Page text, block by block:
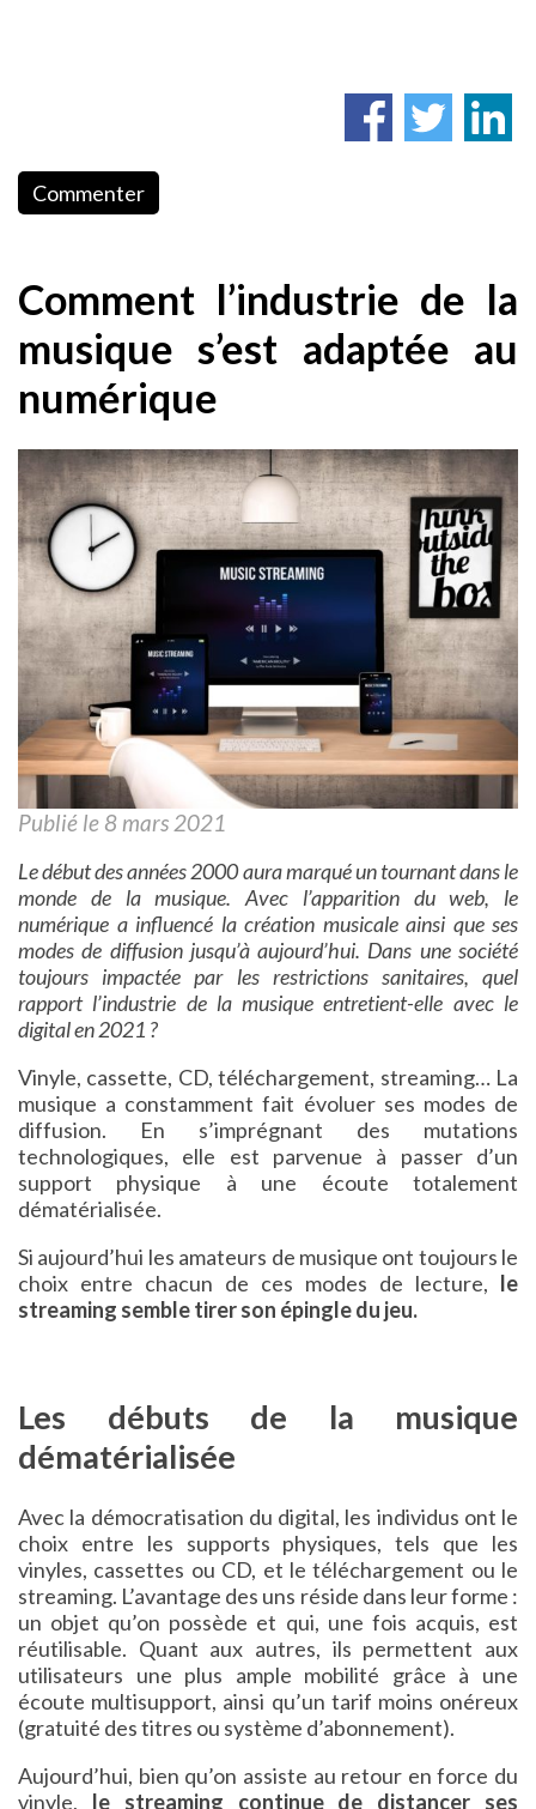
Commenter
Comment l’industrie de la
musique s’est adaptée au
numérique
Publié le 8 mars 2021
Le début des années 2000 aura marqué un tournant dans le
monde de la musique. Avec l’apparition du web, le
numérique a influencé la création musicale ainsi que ses
modes de diffusion jusqu’à aujourd’hui. Dans une société
toujours impactée par les restrictions sanitaires, quel
rapport l’industrie de la musique entretient-elle avec le
digital en 2021 ?
Vinyle, cassette, CD, téléchargement, streaming… La
musique a constamment fait évoluer ses modes de
diffusion. En s’imprégnant des mutations
technologiques, elle est parvenue à passer d’un
support physique à une écoute totalement
dématérialisée.
Si aujourd’hui les amateurs de musique ont toujours le
choix entre chacun de ces modes de lecture, le
streaming semble tirer son épingle du jeu.
Les débuts de la musique
dématérialisée
Avec la démocratisation du digital, les individus ont le
choix entre les supports physiques, tels que les
vinyles, cassettes ou CD, et le téléchargement ou le
streaming. L’avantage des uns réside dans leur forme :
un objet qu’on possède et qui, une fois acquis, est
réutilisable. Quant aux autres, ils permettent aux
utilisateurs une plus ample mobilité grâce à une
écoute multisupport, ainsi qu’un tarif moins onéreux
(gratuité des titres ou système d’abonnement).
Aujourd’hui, bien qu’on assiste au retour en force du
vinyle, le streaming continue de distancer ses